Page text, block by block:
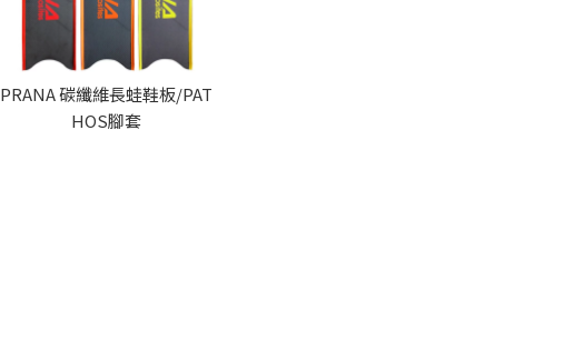
PRANA 碳纖維長蛙鞋板/PAT
HOS腳套